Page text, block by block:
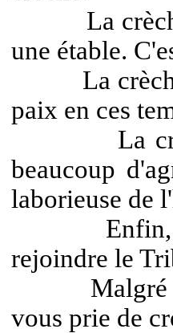
La crèche
une étable.
La crèche
paix en ces
La crèche
beaucoup
laborieuse de
Enfin, la
rejoindre le
Malgré le
vous prie de